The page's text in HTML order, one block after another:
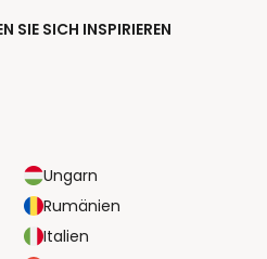
SIE SICH INSPIRIEREN
Ungarn
Rumänien
Italien